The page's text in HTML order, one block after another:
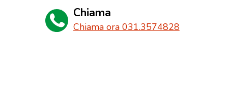
Chiama
Chiama ora 031.3574828